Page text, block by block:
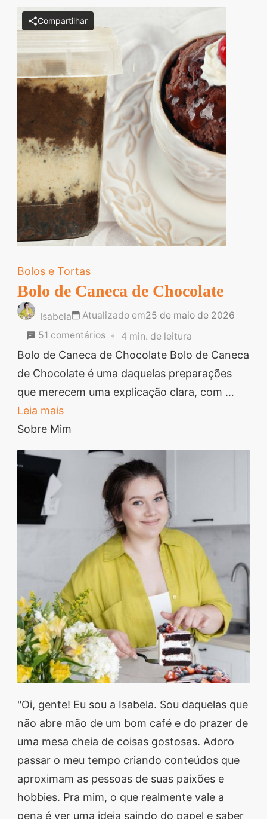
Descubra sobremesas
saudáveis e práticas,
além de dicas exclusivas
que vão facilitar sua
vida na cozinha. 🍰🥗
Quer aprender a fazer
um almoço delicioso,
um jantar especial ou
sobremesas de dar água
na boca? Nós temos
tudo o que você
precisa! Explore nosso
site e descubra técnicas
segredos valiosos e
que vão impressionar
todos ao seu redor.
Transforme suas
refeições e inspire-se
agora mesmo!
Compartilhar
Bolos e Tortas
Bolo de Caneca de Chocolate
Isabela Atualizado em25 de maio de 2026
51 comentáriosem
Bolo
de
Caneca
4 min. de leitura
Bolo de Caneca de Chocolate Bolo de Caneca
de Chocolate é uma daquelas preparações
que merecem uma explicação clara, com …
Leia mais
Sobre Mim
"Oi, gente! Eu sou a Isabela. Sou daquelas que
não abre mão de um bom café e do prazer de
uma mesa cheia de coisas gostosas. Adoro
passar o meu tempo criando conteúdos que
aproximam as pessoas de suas paixões e
hobbies. Pra mim, o que realmente vale a
pena é ver uma ideia saindo do papel e saber